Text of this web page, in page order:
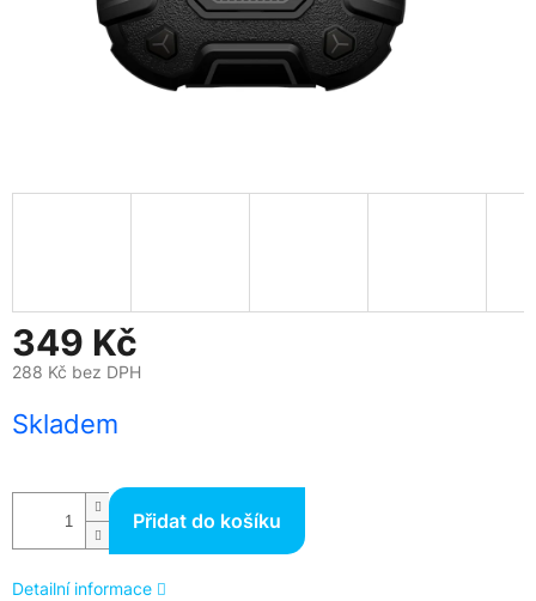
349 Kč
288 Kč bez DPH
cena:
Skladem
Přidat do košíku
Detailní informace